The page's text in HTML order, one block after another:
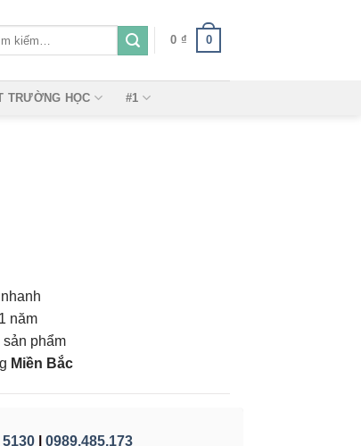
0 ₫ 0
TRƯỜNG HỌC #1
1 năm
sản phẩm
Miền Bắc
5130
0989.485.173